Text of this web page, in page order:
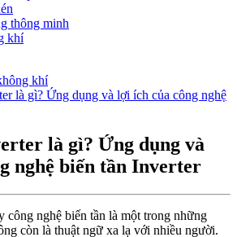
thông minh
khí
khí
là gì? Ứng dụng và lợi ích của công nghệ
là gì? Ứng dụng và
nghệ biến tần Inverter
công nghệ biến tần là một trong những
còn là thuật ngữ xa lạ với nhiều người.